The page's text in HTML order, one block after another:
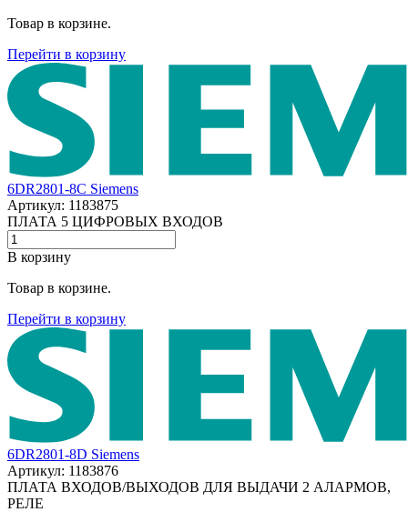
Товар в корзине.
Перейти в корзину
6DR2801-8C Siemens
Артикул: 1183875
ПЛАТА 5 ЦИФРОВЫХ ВХОДОВ
В корзину
Товар в корзине.
Перейти в корзину
6DR2801-8D Siemens
Артикул: 1183876
ПЛАТА ВХОДОВ/ВЫХОДОВ ДЛЯ ВЫДАЧИ 2 АЛАРМОВ,
РЕЛЕ